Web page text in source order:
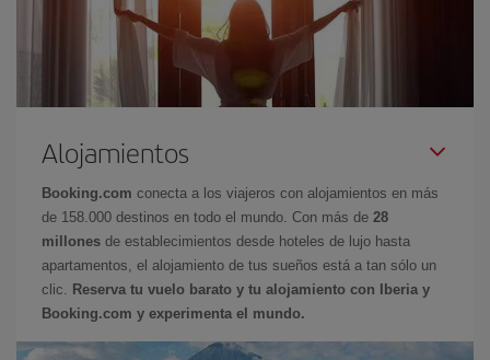
Alojamientos
Booking.com conecta a los viajeros con alojamientos en más
de 158.000 destinos en todo el mundo. Con más de 28
millones de establecimientos desde hoteles de lujo hasta
apartamentos, el alojamiento de tus sueños está a tan sólo un
clic.
Reserva tu vuelo barato y tu alojamiento con Iberia y
Booking.com y experimenta el mundo.